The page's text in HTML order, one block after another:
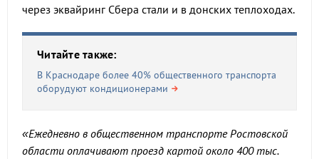
через эквайринг Сбера стали и в донских теплоходах.
Читайте также:
В Краснодаре более 40% общественного транспорта
оборудуют кондиционерами
«Ежедневно в общественном транспорте Ростовской
области оплачивают проезд картой около 400 тыс.